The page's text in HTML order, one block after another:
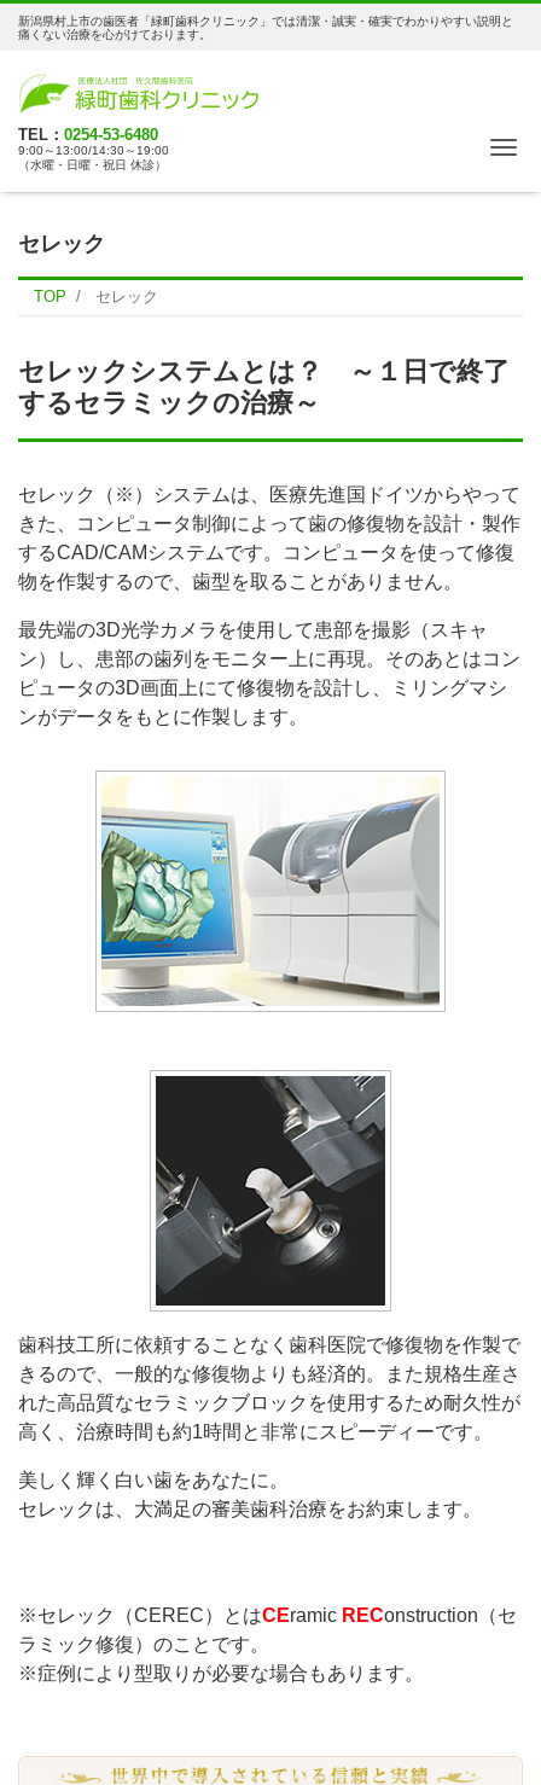
新潟県村上市の歯医者「緑町歯科クリニック」では清潔・誠実・確実でわかりやすい説明と
痛くない治療を心がけております。
TEL： 0254-53-6480
9:00～13:00/14:30～19:00
（水曜・日曜・祝日 休診）
セレック
TOP セレック
セレックシステムとは？ ～１日で終了
するセラミックの治療～
セレック（※）システムは、医療先進国ドイツからやって
きた、コンピュータ制御によって歯の修復物を設計・製作
するCAD/CAMシステムです。コンピュータを使って修復
物を作製するので、歯型を取ることがありません。
最先端の3D光学カメラを使用して患部を撮影（スキャ
ン）し、患部の歯列をモニター上に再現。そのあとはコン
ピュータの3D画面上にて修復物を設計し、ミリングマシ
ンがデータをもとに作製します。
歯科技工所に依頼することなく歯科医院で修復物を作製で
きるので、一般的な修復物よりも経済的。また規格生産さ
れた高品質なセラミックブロックを使用するため耐久性が
高く、治療時間も約1時間と非常にスピーディーです。
美しく輝く白い歯をあなたに。
セレックは、大満足の審美歯科治療をお約束します。
※セレック（CEREC）とはCEramic REConstruction（セ
ラミック修復）のことです。
※症例により型取りが必要な場合もあります。